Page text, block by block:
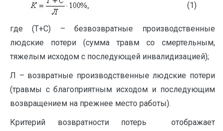
(1)
где (Т+С) – безвозвратные производственные
людские потери (сумма травм со смертельным,
тяжелым исходом с последующей инвалидизацией);
Л – возвратные производственные людские потери
(травмы с благоприятным исходом и последующим
возвращением на прежнее место работы).
Критерий возвратности потерь отображает